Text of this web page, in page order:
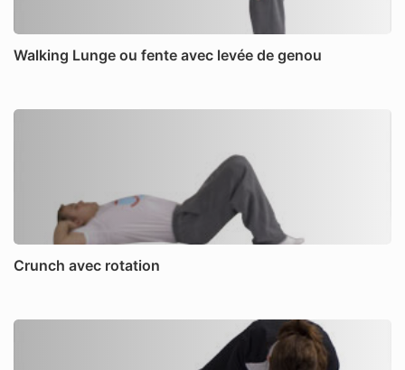
Walking Lunge ou fente avec levée de genou
Crunch avec rotation